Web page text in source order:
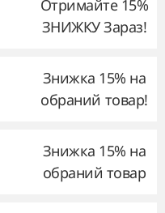
Отримайте 15%
ЗНИЖКУ Зараз!
Знижка 15% на
обраний товар!
Знижка 15% на
обраний товар